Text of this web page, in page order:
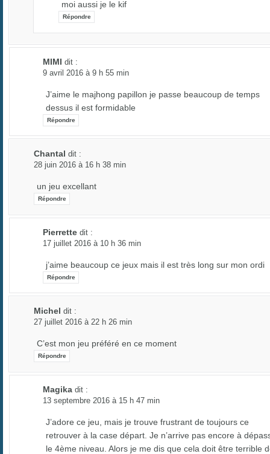
moi aussi je le kif
Répondre
MIMI dit :
9 avril 2016 à 9 h 55 min
J’aime le majhong papillon je passe beaucoup de temps
dessus il est formidable
Répondre
Chantal dit :
28 juin 2016 à 16 h 38 min
un jeu excellant
Répondre
Pierrette dit :
17 juillet 2016 à 10 h 36 min
j’aime beaucoup ce jeux mais il est très long sur mon ordi
Répondre
Michel dit :
27 juillet 2016 à 22 h 26 min
C’est mon jeu préféré en ce moment
Répondre
Magika dit :
13 septembre 2016 à 15 h 47 min
J’adore ce jeu, mais je trouve frustrant de toujours ce
retrouver à la case départ. Je n’arrive pas encore à
le 4ème niveau. Alors je me dis que cela doit être terrible